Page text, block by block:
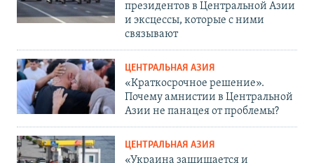
президентов в Центральной Азии
и эксцессы, которые с ними
связывают
ЦЕНТРАЛЬНАЯ АЗИЯ
«Краткосрочное решение».
Почему амнистии в Центральной
Азии не панацея от проблемы?
ЦЕНТРАЛЬНАЯ АЗИЯ
«Украина защищается и